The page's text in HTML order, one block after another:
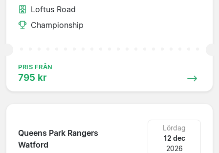
Loftus Road
Championship
PRIS FRÅN
795 kr
Queens Park Rangers
Watford
Lördag
12 dec
2026